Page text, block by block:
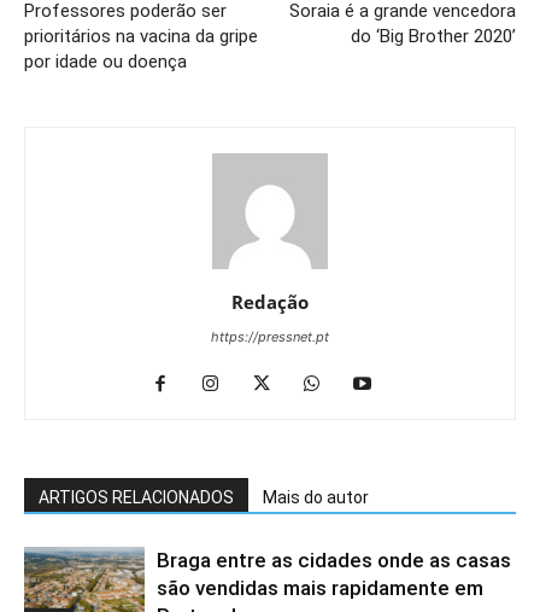
Professores poderão ser
prioritários na vacina da gripe
por idade ou doença
Soraia é a grande vencedora
do ‘Big Brother 2020’
Redação
https://pressnet.pt
ARTIGOS RELACIONADOS Mais do autor
Braga entre as cidades onde as casas
são vendidas mais rapidamente em